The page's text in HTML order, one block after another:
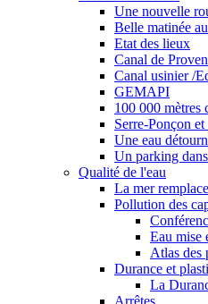
Une nouvelle
Belle matinée
Etat des lieux
Canal de
Canal usinier /
GEMAPI
100 000 mètres
Serre-Ponçon
Une eau
Un parking
Qualité de l'eau
La mer
Pollution des
Eau mise
Atlas des
Durance et
La